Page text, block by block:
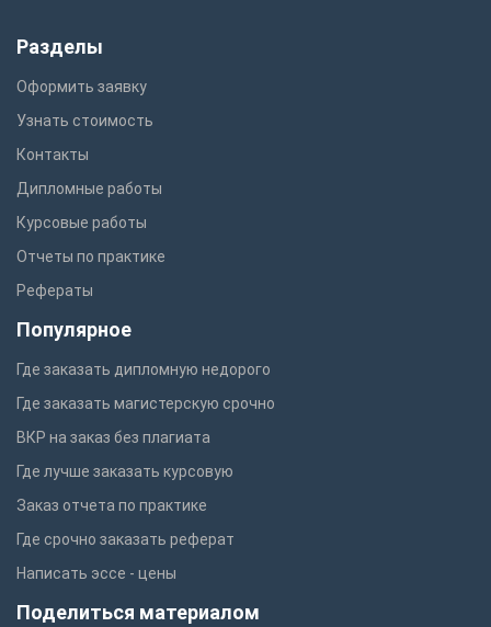
Разделы
Оформить заявку
Узнать стоимость
Контакты
Дипломные работы
Курсовые работы
Отчеты по практике
Рефераты
Популярное
Где заказать дипломную недорого
Где заказать магистерскую срочно
ВКР на заказ без плагиата
Где лучше заказать курсовую
Заказ отчета по практике
Где срочно заказать реферат
Написать эссе - цены
Поделиться материалом